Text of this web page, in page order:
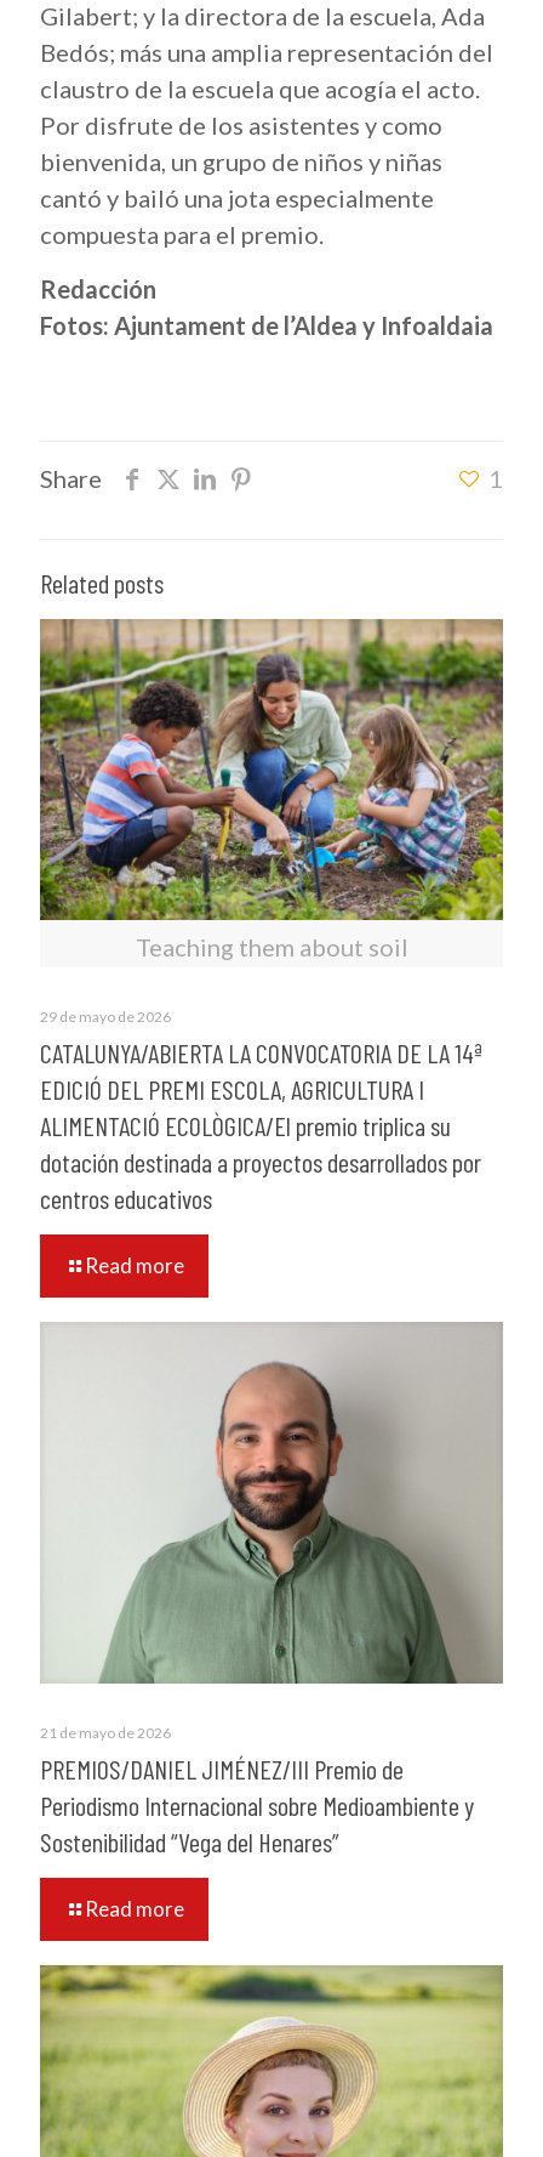
Gilabert; y la directora de la escuela, Ada
Bedós; más una amplia representación del
claustro de la escuela que acogía el acto.
Por disfrute de los asistentes y como
bienvenida, un grupo de niños y niñas
cantó y bailó una jota especialmente
compuesta para el premio.
Redacción
Fotos: Ajuntament de l’Aldea y Infoaldaia
Share 1
Related posts
Teaching them about soil
29 de mayo de 2026
CATALUNYA/ABIERTA LA CONVOCATORIA DE LA 14ª
EDICIÓ DEL PREMI ESCOLA, AGRICULTURA I
ALIMENTACIÓ ECOLÒGICA/El premio triplica su
dotación destinada a proyectos desarrollados por
centros educativos
Read more
21 de mayo de 2026
PREMIOS/DANIEL JIMÉNEZ/III Premio de
Periodismo Internacional sobre Medioambiente y
Sostenibilidad “Vega del Henares”
Read more